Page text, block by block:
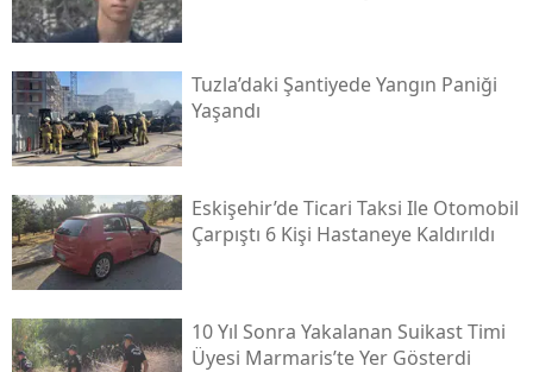
Tuzla’daki Şantiyede Yangın Paniği
Yaşandı
Eskişehir’de Ticari Taksi Ile Otomobil
Çarpıştı 6 Kişi Hastaneye Kaldırıldı
10 Yıl Sonra Yakalanan Suikast Timi
Üyesi Marmaris’te Yer Gösterdi